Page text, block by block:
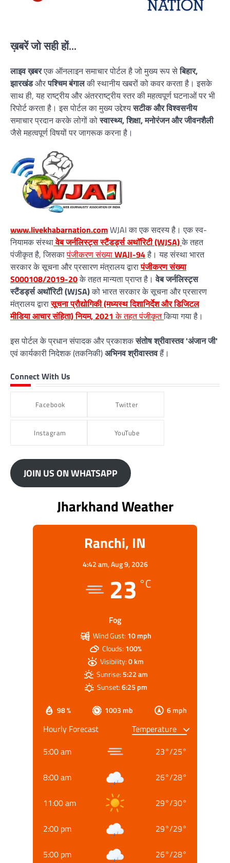
ख़बरें जो सही हों...
लाइव ख़बरएक ऑनलाइन समाचार पोर्टल है जो मुख्य रूप सेबिहार,
झारखंडऔरपश्चिम बंगालकी स्थानीय खबरों को कवर करता है। इसके
साथ ही, यह राष्ट्रीय और अंतरराष्ट्रीय स्तर की महत्वपूर्ण घटनाओं पर भी
रिपोर्ट करता है। इस पोर्टल का मुख्य उद्देश्यसटीक और विश्वसनीय
समाचार प्रदान करके लोगों कोस्वास्थ्य, शिक्षा, मनोरंजन और जीवनशैली
जैसे महत्वपूर्ण विषयों पर जागरूक करना है।
www.livekhabarnation.comWJAI का एक सदस्य है। एक स्व-
नियामक संस्थावेब जर्नलिस्ट्स स्टैंडर्ड्स अथॉरिटी (WJSA)के तहत
पंजीकृत है, जिसकापंजीकरण संख्याWAJI-94है। यह संस्था भारत
सरकार के सूचना और प्रसारण मंत्रालय द्वारापंजीकरण संख्या
S000108/2019-20के तहत मान्यता प्राप्त है।वेब जर्नलिस्ट्स
स्टैंडर्ड्स अथॉरिटी (WJSA)को भारत सरकार के सूचना और प्रसारण
मंत्रालय द्वारासूचना प्रौद्योगिकी (मध्यस्थ दिशानिर्देश और डिजिटल
मीडिया आचार संहिता) नियम, 2021 के तहत पंजीकृतकिया गया है।
इस पोर्टल के प्रधान संपादक और प्रकाशकसंतोष श्रीवास्तव 'अंजान जी'
एवं कार्यकारी निदेशक (तकनिकी)अभिनव श्रीवास्तवहैं।
Connect With Us
Facebook Twitter
Instagram YouTube
JOIN US ON WHATSAPP
Jharkhand Weather
Ranchi, IN
4:42 am,Aug 9, 2026
23 °C
Fog
98 % 1003 mb 6 mph
Wind Gust: 10 mph
Clouds:100%
Visibility:0 km
Sunrise:5:22 am
Sunset:6:25 pm
Hourly Forecast
5:00 am
23°/25°
8:00 am 26°/28°
11:00 am 29°/30°
2:00 pm 29°/29°
5:00 pm 26°/28°